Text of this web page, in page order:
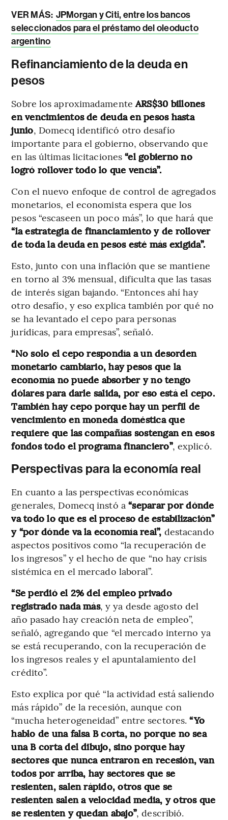
VER MÁS: JPMorgan y Citi, entre los bancos
seleccionados para el préstamo del oleoducto
argentino
Refinanciamiento de la deuda en
pesos
Sobre los aproximadamenteARS$30 billones
en vencimientos de deuda en pesos hasta
junio, Domecq identificó otro desafío
importante para el gobierno, observando que
en las últimas licitaciones“el gobierno no
logró rollover todo lo que vencía”.
Con el nuevo enfoque de control de agregados
monetarios, el economista espera que los
pesos “escaseen un poco más”, lo que hará que
“la estrategia de financiamiento y de rollover
de toda la deuda en pesos esté más exigida”.
Esto, junto con una inflación que se mantiene
en torno al 3% mensual, dificulta que las tasas
de interés sigan bajando. “Entonces ahí hay
otro desafío, y eso explica también por qué no
se ha levantado el cepo para personas
jurídicas, para empresas”, señaló.
“No solo el cepo respondía a un desorden
monetario cambiario, hay pesos que la
economía no puede absorber y no tengo
dólares para darle salida, por eso está el cepo.
También hay cepo porque hay un perfil de
vencimiento en moneda doméstica que
requiere que las compañías sostengan en esos
fondos todo el programa financiero”, explicó.
Perspectivas para la economía real
En cuanto a las perspectivas económicas
generales, Domecq instó a “separar por dónde
va todo lo que es el proceso de estabilización”
y “por dónde va la economía real”, destacando
aspectos positivos como “la recuperación de
los ingresos” y el hecho de que “no hay crisis
sistémica en el mercado laboral”.
“Se perdió el 2% del empleo privado
registrado nada más, y ya desde agosto del
año pasado hay creación neta de empleo”,
señaló, agregando que “el mercado interno ya
se está recuperando, con la recuperación de
los ingresos reales y el apuntalamiento del
crédito”.
Esto explica por qué “la actividad está saliendo
más rápido” de la recesión, aunque con
“mucha heterogeneidad” entre sectores.“Yo
hablo de una falsa B corta, no porque no sea
una B corta del dibujo, sino porque hay
sectores que nunca entraron en recesión, van
todos por arriba, hay sectores que se
resienten, salen rápido, otros que se
resienten salen a velocidad media, y otros que
se resienten y quedan abajo”, describió.